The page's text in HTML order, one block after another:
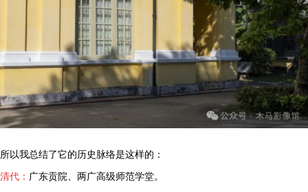
所以我总结了它的历史脉络是这样的：
清代： 广东贡院、两广高级师范学堂。